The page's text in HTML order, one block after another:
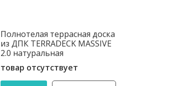
Полнотелая террасная доска
из ДПК TERRADECK MASSIVE
2.0 натуральная
товар отсутствует